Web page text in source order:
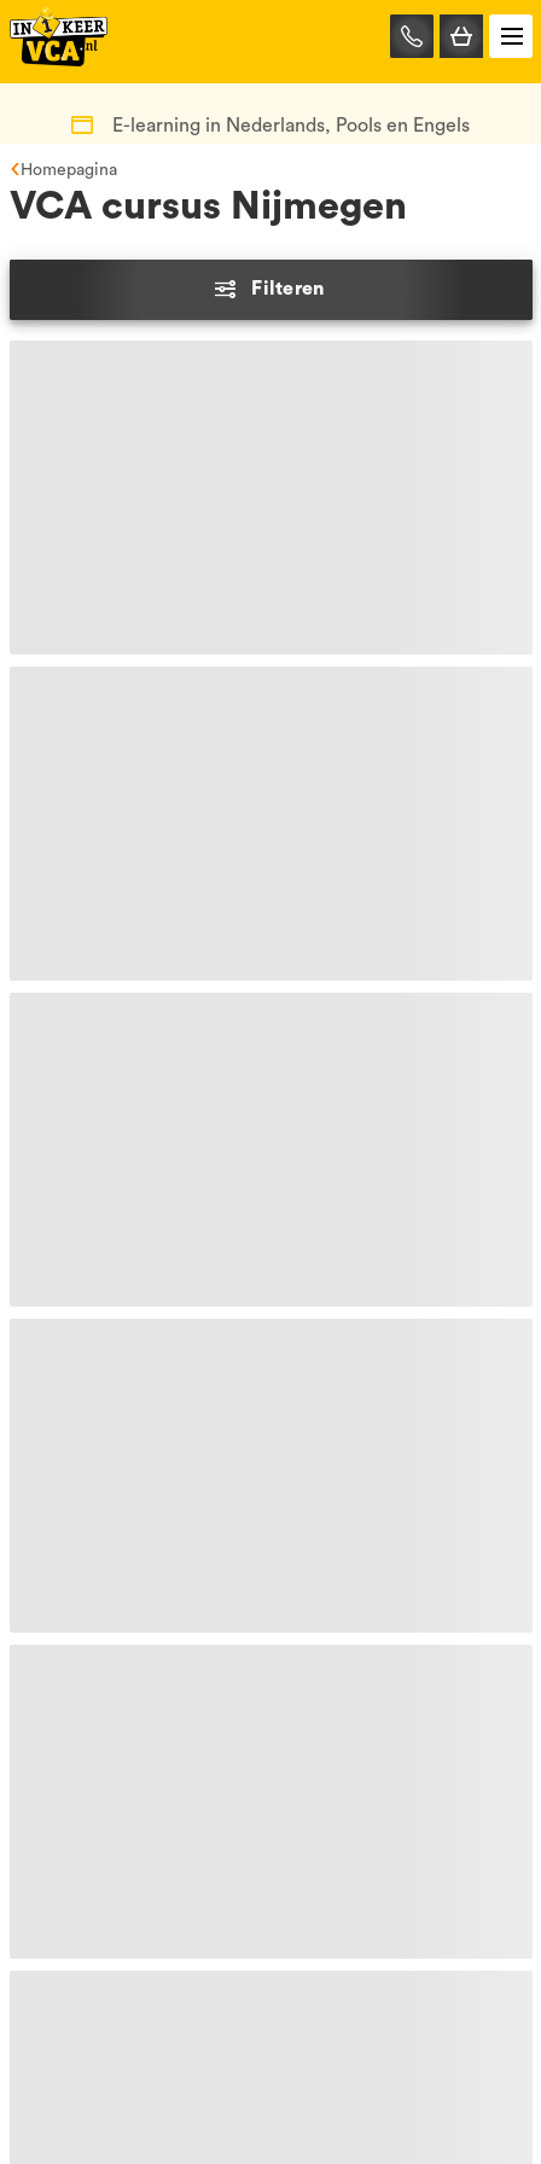
085-
0667401
E-learning in Nederlands, Pools en Engels
Homepagina
VCA cursus Nijmegen
Filteren